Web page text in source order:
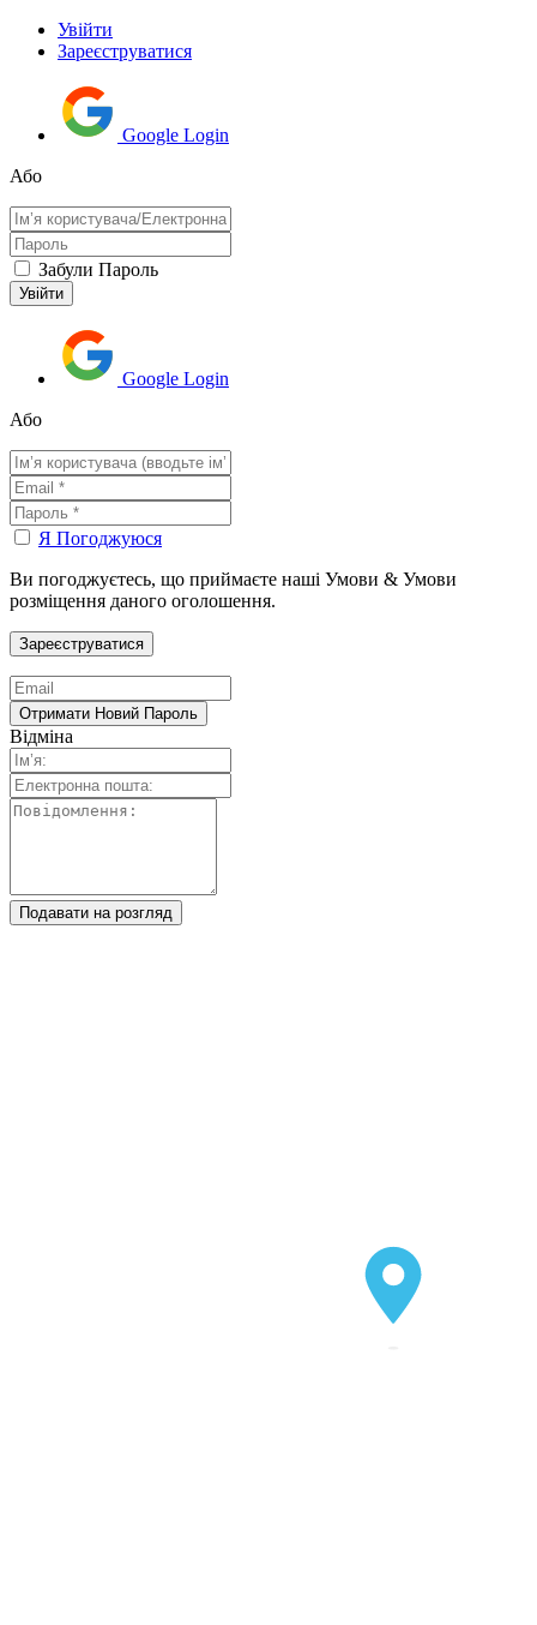
Увійти
Зареєструватися
Google Login
Або
Забули Пароль
Google Login
Або
Я Погоджуюся
Ви погоджуєтесь, що приймаєте наші Умови & Умови
розміщення даного оголошення.
Відміна